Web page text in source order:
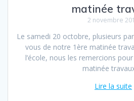
matinée
2 novembre
Le samedi 20 octobre, plusieurs
vous de notre 1ère matinée
l’école, nous les remercions
matinée
Lire la suite